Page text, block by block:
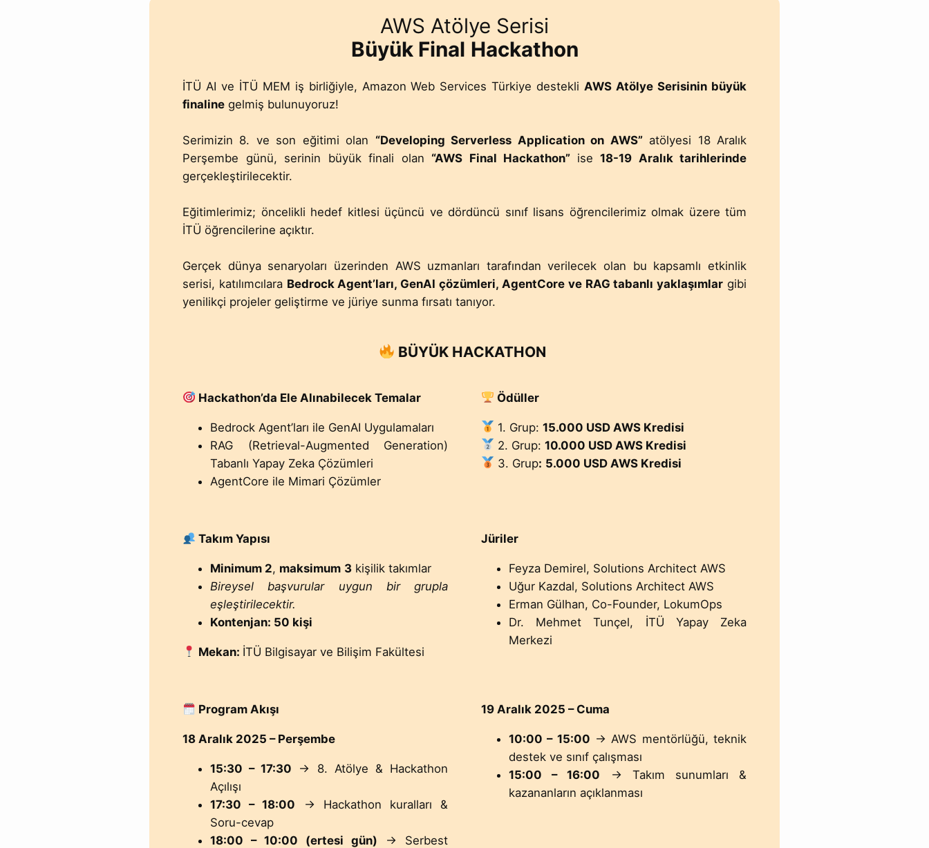
AWS Atölye Serisi
Büyük Final Hackathon
İTÜ AI ve İTÜ MEM iş birliğiyle, Amazon Web Services Türkiye destekliAWS Atölye Serisinin büyük
finaline gelmiş bulunuyoruz!
Serimizin 8. ve son eğitimi olan “Developing Serverless Application on AWS”atölyesi 18 Aralık
Perşembe günü, serinin büyük finali olan “AWS Final Hackathon” ise 18-19 Aralık tarihlerinde
gerçekleştirilecektir.
Eğitimlerimiz; öncelikli hedef kitlesi üçüncü ve dördüncü sınıf lisans öğrencilerimiz olmak üzere tüm
İTÜ öğrencilerine açıktır.
Gerçek dünya senaryoları üzerinden AWS uzmanları tarafından verilecek olan bu kapsamlı etkinlik
serisi, katılımcılara Bedrock Agent’ları, GenAI çözümleri, AgentCore ve RAG tabanlı yaklaşımlar gibi
yenilikçi projeler geliştirme ve jüriye sunma fırsatı tanıyor.
BÜYÜK HACKATHON
Hackathon’da Ele Alınabilecek Temalar
Bedrock Agent’ları ile GenAI Uygulamaları
RAG (Retrieval-Augmented Generation)
Tabanlı Yapay Zeka Çözümleri
AgentCore ile Mimari Çözümler
Ödüller
1. Grup:15.000 USD AWS Kredisi
2. Grup:10.000 USD AWS Kredisi
3. Grup: 5.000 USD AWS Kredisi
Takım Yapısı
Minimum 2, maksimum 3 kişilik takımlar
Bireysel başvurular uygun bir grupla
eşleştirilecektir.
Kontenjan: 50 kişi
Mekan: İTÜ Bilgisayar ve Bilişim Fakültesi
Jüriler
Feyza Demirel, Solutions Architect AWS
Uğur Kazdal, Solutions Architect AWS
Erman Gülhan, Co-Founder, LokumOps
Dr. Mehmet Tunçel, İTÜ Yapay Zeka
Merkezi
️ Program Akışı
18 Aralık 2025 – Perşembe
15:30 – 17:30 → 8. Atölye & Hackathon
Açılışı
17:30 – 18:00 → Hackathon kuralları &
Soru-cevap
18:00 – 10:00 (ertesi gün) → Serbest
19 Aralık 2025 – Cuma
10:00 – 15:00 → AWS mentörlüğü, teknik
destek ve sınıf çalışması
15:00 – 16:00 → Takım sunumları &
kazananların açıklanması